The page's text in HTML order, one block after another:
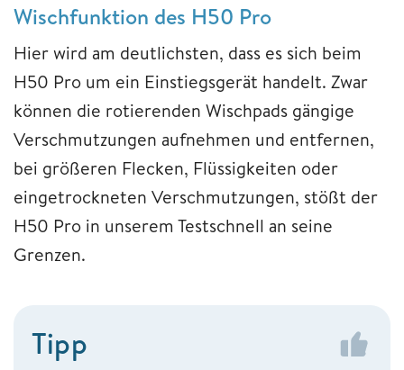
Wischfunktion des H50 Pro
Hier wird am deutlichsten, dass es sich beim
H50 Pro um ein Einstiegsgerät handelt. Zwar
können die rotierenden Wischpads gängige
Verschmutzungen aufnehmen und entfernen,
bei größeren Flecken, Flüssigkeiten oder
eingetrockneten Verschmutzungen, stößt der
H50 Pro in unserem Testschnell an seine
Grenzen.
Tipp